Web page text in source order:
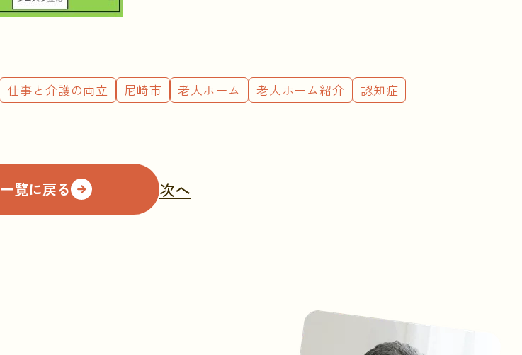
仕事と介護の両立 尼崎市 老人ホーム 老人ホーム紹介
認知症
一覧に戻る 次へ